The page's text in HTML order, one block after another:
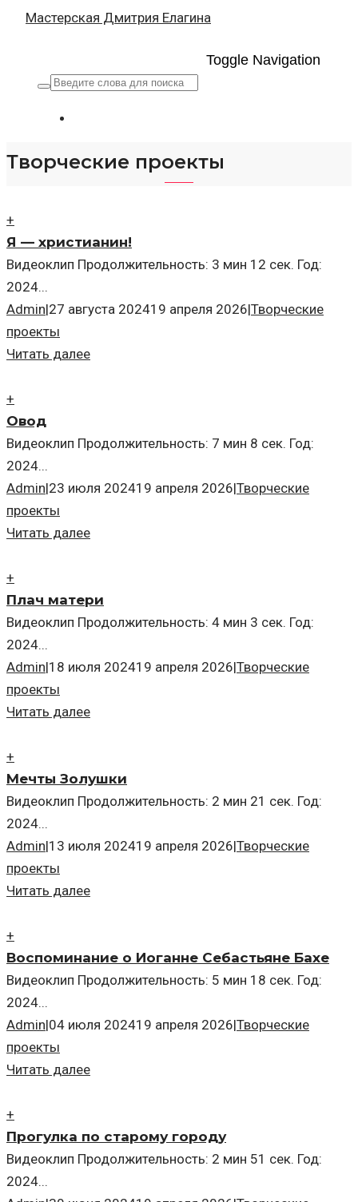
Мастерская Дмитрия Елагина
Toggle Navigation
Творческие проекты
+
Я — христианин!
Видеоклип Продолжительность: 3 мин 12 сек. Год:
2024...
Admin|27 августа 202419 апреля 2026|Творческие
проекты
Читать далее
+
Овод
Видеоклип Продолжительность: 7 мин 8 сек. Год:
2024...
Admin|23 июля 202419 апреля 2026|Творческие
проекты
Читать далее
+
Плач матери
Видеоклип Продолжительность: 4 мин 3 сек. Год:
2024...
Admin|18 июля 202419 апреля 2026|Творческие
проекты
Читать далее
+
Мечты Золушки
Видеоклип Продолжительность: 2 мин 21 сек. Год:
2024...
Admin|13 июля 202419 апреля 2026|Творческие
проекты
Читать далее
+
Воспоминание о Иоганне Себастьяне Бахе
Видеоклип Продолжительность: 5 мин 18 сек. Год:
2024...
Admin|04 июля 202419 апреля 2026|Творческие
проекты
Читать далее
+
Прогулка по старому городу
Видеоклип Продолжительность: 2 мин 51 сек. Год:
2024...